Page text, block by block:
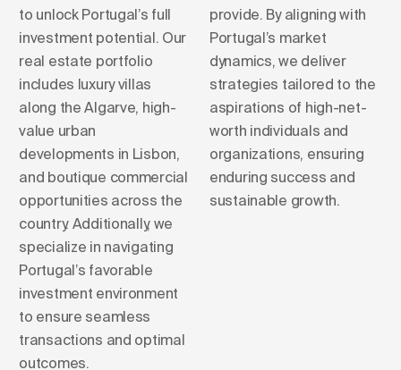
to unlock Portugal’s full
investment potential. Our
real estate portfolio
includes luxury villas
along the Algarve, high-
value urban
developments in Lisbon,
and boutique commercial
opportunities across the
country. Additionally, we
specialize in navigating
Portugal’s favorable
investment environment
to ensure seamless
transactions and optimal
outcomes.
provide. By aligning with
Portugal’s market
dynamics, we deliver
strategies tailored to the
aspirations of high-net-
worth individuals and
organizations, ensuring
enduring success and
sustainable growth.